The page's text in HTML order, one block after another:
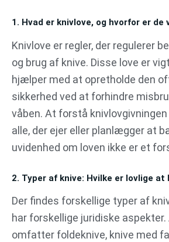
1. Hvad er knivlove, og hvorfor er de
Knivlove er regler, der regulerer
og brug af knive. Disse love er
hjælper med at opretholde den
sikkerhed ved at forhindre
våben. At forstå
alle, der ejer eller planlægger at
uvidenhed om loven ikke er et
2. Typer af knive: Hvilke er lovlige at
Der findes forskellige typer af
har forskellige juridiske
omfatter foldeknive, knive med